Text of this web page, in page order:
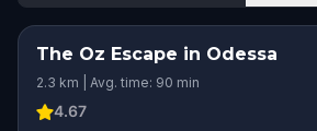
The Oz Escape in Odessa
2.3 km | Avg. time: 90 min
4.67